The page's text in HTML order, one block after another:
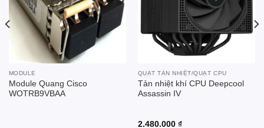
MODULE
Module Quang Cisco
WOTRB9VBAA
QUẠT TẢN NHIỆT/QUẠT CPU
Tản nhiệt khí CPU Deepcool
Assassin IV
2.480.000 ₫